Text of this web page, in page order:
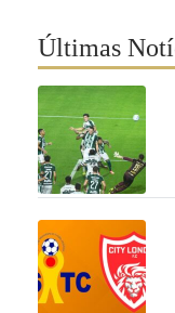
Últimas